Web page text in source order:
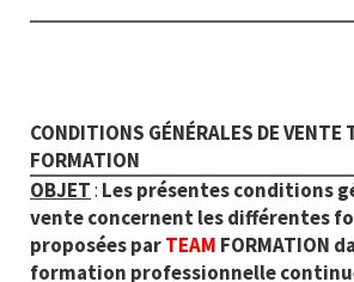
CONDITIONS GÉNÉRALES DE VENTE
FORMATION
OBJET: Les présentes conditions
vente concernent les différentes
proposées parTEAM FORMATION
formation professionnelle